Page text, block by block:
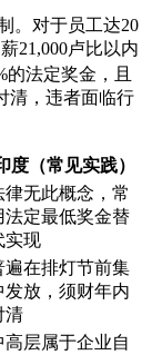
。对于员工达20
21,000卢比以内
法定奖金，且
清，违者面临行
度（常见实践）
律无此概念，常
法定最低奖金替
实现
遍在排灯节前集
发放，须财年内
清
高层属于企业自